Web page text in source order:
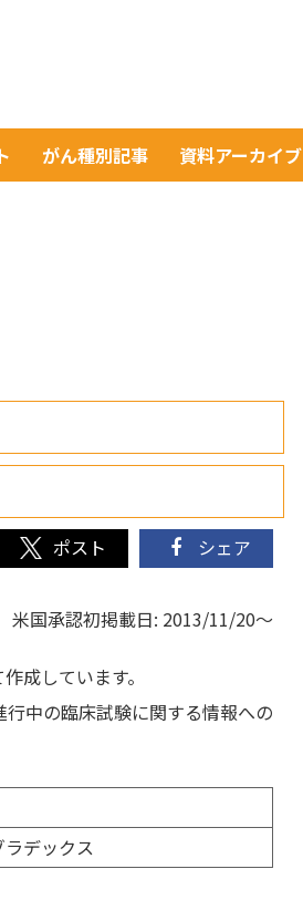
がん種別記事 資料アーカイブ
シェア
米国承認初掲載日: 2013/11/20～
成しています。
中の臨床試験に関する情報への
デックス